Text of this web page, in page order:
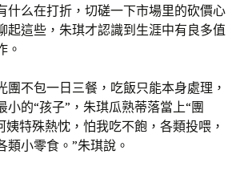
什么在打折，切磋一下市場里的砍價心
這些，朱琪才認識到生涯中有良多值
。
團不包一日三餐，吃飯只能本身處理，
小的“孩子”，朱琪瓜熟蒂落當上“團
姨特殊熱忱，怕我吃不飽，各類投喂，
類小零食。”朱琪說。